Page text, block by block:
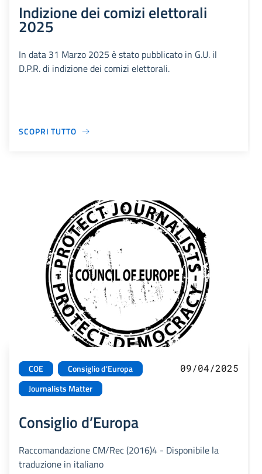
Indizione dei comizi elettorali
2025
In data 31 Marzo 2025 è stato pubblicato in G.U. il
D.P.R. di indizione dei comizi elettorali.
SCOPRI TUTTO
COE
Consiglio d'Europa
Journalists Matter
09/04/2025
Consiglio d’Europa
Raccomandazione CM/Rec (2016)4 - Disponibile la
traduzione in italiano